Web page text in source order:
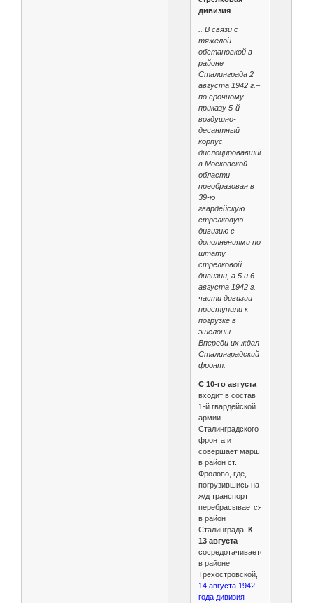
дивизия
.. В связи с
тяжелой
обстановкой в
районе
Сталинграда 2
августа 1942 г.–
по срочному
приказу 5-й
воздушно-
десантный
корпус
дислоцировавшийся
в Московской
области
преобразован в
39-ю
гвардейскую
стрелковую
дивизию с
дополнениями по
штату
стрелковой
дивизии, а 5 и 6
августа 1942 г.
части дивизии
приступили к
погрузке в
эшелоны.
Впереди их ждал
Сталинградский
фронт.
С 10-го августа
входит в состав
1-й гвардейской
армии
Сталинградского
фронта и
совершает марш
в район ст.
Фролово, где,
погрузившись на
ж/д транспорт
перебрасывается
в район
Сталинграда. К
13 августа
сосредотачивается
в районе
Трехостровской,
14 августа 1942
года дивизия